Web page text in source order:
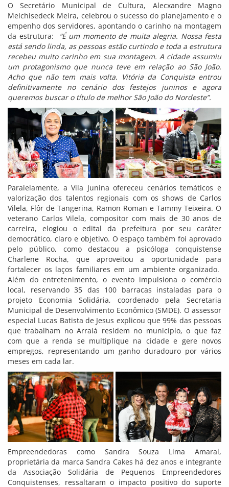
O Secretário Municipal de Cultura, Alecxandre Magno
Melchisedeck Meira, celebrou o sucesso do planejamento e o
empenho dos servidores, apontando o carinho na montagem
da estrutura:
“É um momento de muita alegria. Nossa festa
está sendo linda, as pessoas estão curtindo e toda a estrutura
recebeu muito carinho em sua montagem. A cidade assumiu
um protagonismo que nunca teve em relação ao São João.
Acho que não tem mais volta. Vitória da Conquista entrou
definitivamente no cenário dos festejos juninos e agora
queremos buscar o título de melhor São João do Nordeste”.
Paralelamente, a Vila Junina ofereceu cenários temáticos e
valorização dos talentos regionais com os shows de Carlos
Vilela, Flôr de Tangerina, Ramon Roman e Tammy Teixeira. O
veterano Carlos Vilela, compositor com mais de 30 anos de
carreira, elogiou o edital da prefeitura por seu caráter
democrático, claro e objetivo. O espaço também foi aprovado
pelo público, como destacou a psicóloga conquistense
Charlene Rocha, que aproveitou a oportunidade para
fortalecer os laços familiares em um ambiente organizado.
Além do entretenimento, o evento impulsiona o comércio
local, reservando 35 das 100 barracas instaladas para o
projeto Economia Solidária, coordenado pela Secretaria
Municipal de Desenvolvimento Econômico (SMDE). O assessor
especial Lucas Batista de Jesus explicou que 99% das pessoas
que trabalham no Arraiá residem no município, o que faz
com que a renda se multiplique na cidade e gere novos
empregos, representando um ganho duradouro por vários
meses em cada lar.
Empreendedoras como Sandra Souza Lima Amaral,
proprietária da marca Sandra Cakes há dez anos e integrante
da Associação Solidária de Pequenos Empreendedores
Conquistenses, ressaltaram o impacto positivo do suporte